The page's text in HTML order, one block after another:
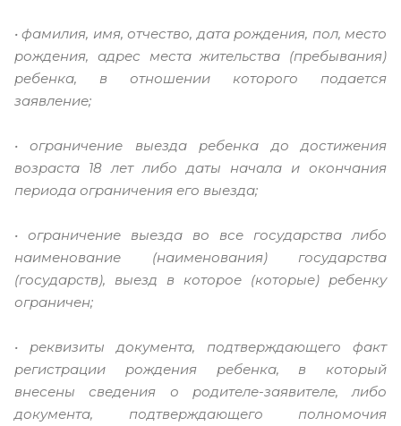
• фамилия, имя, отчество, дата рождения, пол, место
рождения, адрес места жительства (пребывания)
ребенка, в отношении которого подается
заявление;
• ограничение выезда ребенка до достижения
возраста 18 лет либо даты начала и окончания
периода ограничения его выезда;
• ограничение выезда во все государства либо
наименование (наименования) государства
(государств), выезд в которое (которые) ребенку
ограничен;
• реквизиты документа, подтверждающего факт
регистрации рождения ребенка, в который
внесены сведения о родителе-заявителе, либо
документа, подтверждающего полномочия